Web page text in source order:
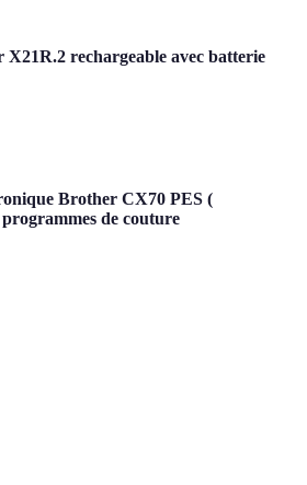
rechargeable avec batterie
Brother CX70 PES (
de couture